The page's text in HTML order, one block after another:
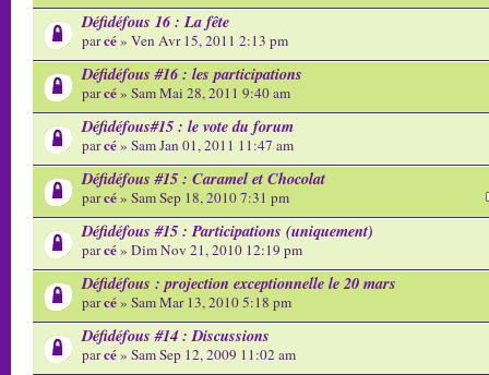
Défidéfous 16 : La fête
parcé» Ven Avr 15, 2011 2:13 pm
Défidéfous #16 : les participations
parcé» Sam Mai 28, 2011 9:40 am
Défidéfous#15 : le vote du forum
parcé» Sam Jan 01, 2011 11:47 am
Défidéfous #15 : Caramel et Chocolat
parcé» Sam Sep 18, 2010 7:31 pm
Défidéfous #15 : Participations (uniquement)
parcé» Dim Nov 21, 2010 12:19 pm
Défidéfous : projection exceptionnelle le 20 mars
parcé» Sam Mar 13, 2010 5:18 pm
Défidéfous #14 : Discussions
parcé» Sam Sep 12, 2009 11:02 am